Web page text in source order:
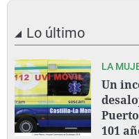
Lo último
LA
Un
101